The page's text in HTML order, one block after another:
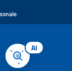
AI